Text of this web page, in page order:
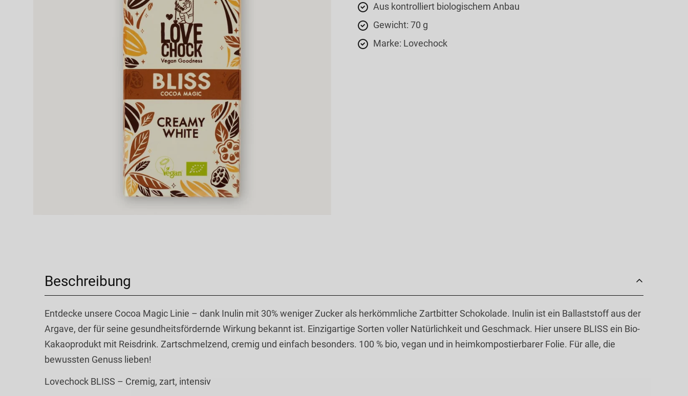
Aus kontrolliert biologischem Anbau
Gewicht: 70 g
Marke: Lovechock
Beschreibung
Entdecke unsere Cocoa Magic Linie – dank Inulin mit 30% weniger Zucker als herkömmliche Zartbitter Schokolade. Inulin ist ein Ballaststoff aus der
Argave, der für seine gesundheitsfördernde Wirkung bekannt ist. Einzigartige Sorten voller Natürlichkeit und Geschmack. Hier unsere BLISS ein Bio-
Kakaoprodukt mit Reisdrink. Zartschmelzend, cremig und einfach besonders. 100 % bio, vegan und in heimkompostierbarer Folie. Für alle, die
bewussten Genuss lieben!
Lovechock BLISS – Cremig, zart, intensiv